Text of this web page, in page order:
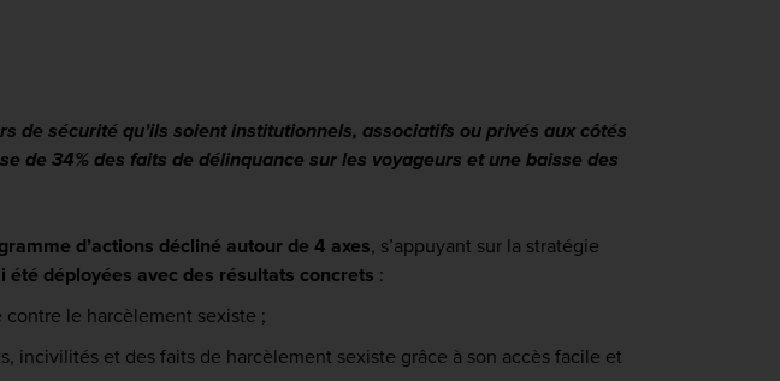
de sécurité qu’ils soient institutionnels, associatifs ou privés aux côtés
de 34% des faits de délinquance sur les voyageurs et une baisse des
d’actions décliné autour de 4 axes, s’appuyant sur la stratégie
été déployées avec des résultats concrets :
contre le harcèlement sexiste ;
incivilités et des faits de harcèlement sexiste grâce à son accès facile et